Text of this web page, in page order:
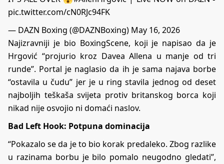
pic.twitter.com/cN0RJc94FK
— DAZN Boxing (@DAZNBoxing) May 16, 2026
Najizravniji je bio BoxingScene, koji je napisao da je
Hrgović “projurio kroz Davea Allena u manje od tri
runde”. Portal je naglasio da ih je sama najava borbe
“ostavila u čudu” jer je u ring stavila jednog od deset
najboljih teškaša svijeta protiv britanskog borca koji
nikad nije osvojio ni domaći naslov.
Bad Left Hook: Potpuna dominacija
“Pokazalo se da je to bio korak predaleko. Zbog razlike
u razinama borbu je bilo pomalo neugodno gledati”,